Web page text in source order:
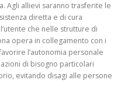
Agli allievi saranno trasferite le
diretta e di cura
che nelle strutture di
opera in collegamento con i
l’autonomia personale
di bisogno particolari
evitando disagi alle persone